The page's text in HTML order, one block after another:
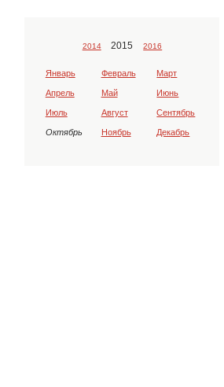
2014 2015 2016
Январь Февраль Март
Апрель Май Июнь
Июль Август Сентябрь
Октябрь Ноябрь Декабрь